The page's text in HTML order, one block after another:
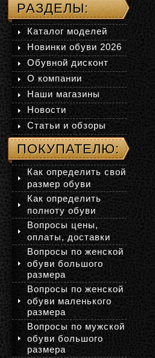
РАЗДЕЛЫ:
Каталог моделей
Новинки обуви 2026
Обувной дисконт
О компании
Наши магазины
Новости
Статьи и обзоры
ПОКУПАТЕЛЮ:
Как определить свой
размер обуви
Как определить
полноту обуви
Вопросы цены,
оплаты, доставки
Вопросы по женской
обуви большого
размера
Вопросы по женской
обуви маленького
размера
Вопросы по мужской
обуви большого
размера